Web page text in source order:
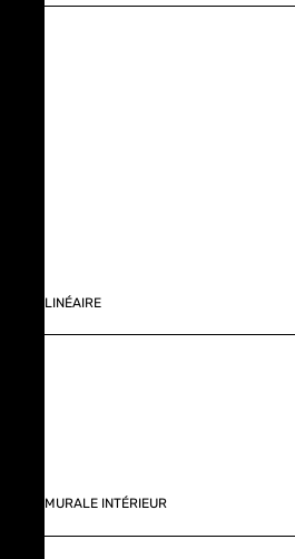
LINÉAIRE
MURALE INTÉRIEUR